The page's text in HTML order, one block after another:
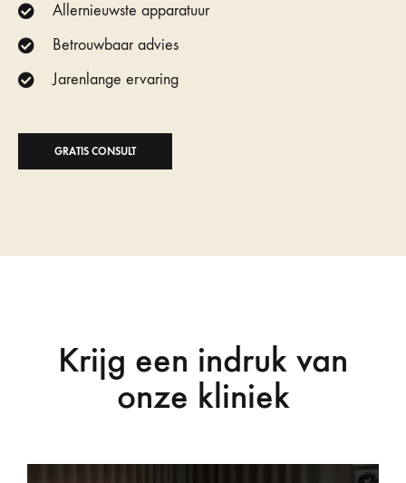
Allernieuwste apparatuur
Betrouwbaar advies
Jarenlange ervaring
GRATIS CONSULT
Krijg een indruk van
onze kliniek